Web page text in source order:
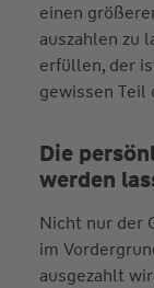
einen
auszahlen zu
erfüllen, der
gewissen Teil
Die
werden
Nicht nur der
im
ausgezahlt